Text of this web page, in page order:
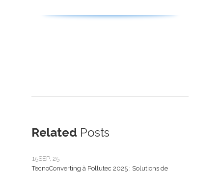
Related Posts
15SEP, 25
TecnoConverting à Pollutec 2025 : Solutions de